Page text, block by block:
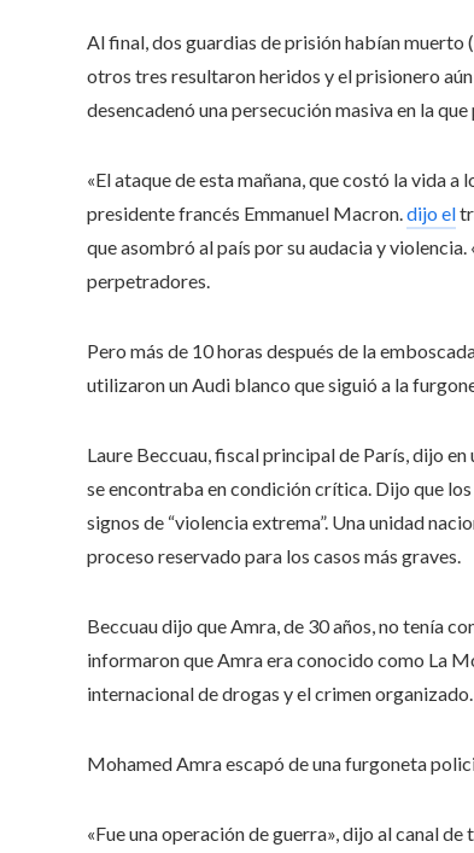
Al final, dos guardias de prisión habían muerto
otros tres resultaron heridos y el prisionero
desencadenó una persecución masiva en la
«El ataque de esta mañana, que costó la vida
presidente francés Emmanuel Macron.dijo el
que asombró al país por su audacia y
perpetradores.
Pero más de 10 horas después de la
utilizaron un Audi blanco que siguió a la
Laure Beccuau, fiscal principal de París, dijo
se encontraba en condición crítica. Dijo que
signos de “violencia extrema”. Una unidad
proceso reservado para los casos más graves.
Beccuau dijo que Amra, de 30 años, no tenía
informaron que Amra era conocido como La
internacional de drogas y el crimen organizado.
Mohamed Amra escapó de una furgoneta
«Fue una operación de guerra», dijo al canal